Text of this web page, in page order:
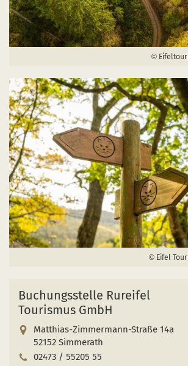
Eifel
Buchungsstelle Rureifel
Tourismus GmbH
Matthias-Zimmermann-Straße 14a
52152 Simmerath
02473 / 55205 55